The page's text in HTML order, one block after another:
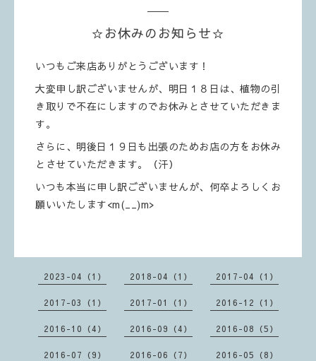
☆お休みのお知らせ☆
いつもご来店ありがとうございます！
大変申し訳ございませんが、明日１８日は、植物の引
き取りで不在にしますのでお休みとさせていただきま
す。
さらに、明後日１９日も出張のためお店の方をお休み
とさせていただきます。（汗）
いつも本当に申し訳ございませんが、何卒よろしくお
願いいたします<m(__)m>
2023-04（1） 2018-04（1） 2017-04（1）
2017-03（1） 2017-01（1） 2016-12（1）
2016-10（4） 2016-09（4） 2016-08（5）
2016-07（9） 2016-06（7） 2016-05（8）